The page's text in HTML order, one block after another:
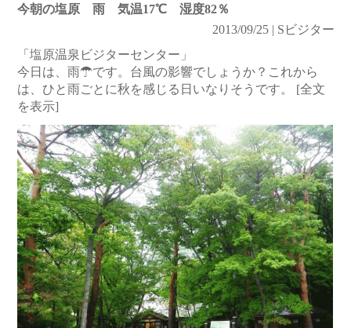
今朝の塩原 雨 気温17℃ 湿度82％
2013/09/25 | Sビジター
「塩原温泉ビジターセンター」
今日は、雨☂です。台風の影響でしょうか？これから
は、ひと雨ごとに秋を感じる日いなりそうです。 [全文
を表示]